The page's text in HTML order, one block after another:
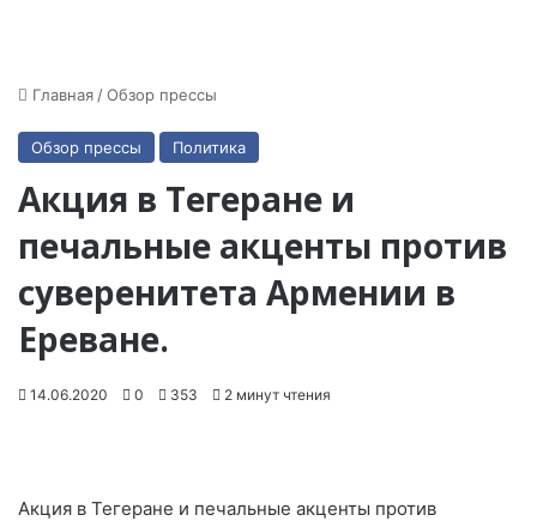
Главная /Обзор прессы
Обзор прессы Политика
Акция в Тегеране и
печальные акценты против
суверенитета Армении в
Ереване.
14.06.2020 0 353 2 минут чтения
Акция в Тегеране и печальные акценты против